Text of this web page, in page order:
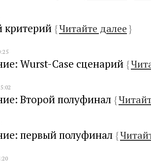
критерий {Читайте далее}
Wurst-Case сценарий {
Второй полуфинал {
первый полуфинал {